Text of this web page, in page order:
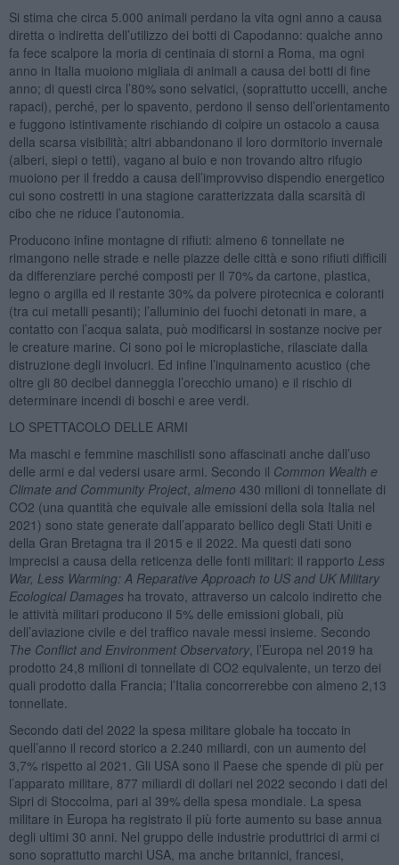
Si stima che circa 5.000 animali perdano la vita ogni anno a causa
diretta o indiretta dell’utilizzo dei botti di Capodanno: qualche anno
fa fece scalpore la moria di centinaia di storni a Roma, ma ogni
anno in Italia muoiono migliaia di animali a causa dei botti di fine
anno; di questi circa l’80% sono selvatici, (soprattutto uccelli, anche
rapaci), perché, per lo spavento, perdono il senso dell’orientamento
e fuggono istintivamente rischiando di colpire un ostacolo a causa
della scarsa visibilità; altri abbandonano il loro dormitorio invernale
(alberi, siepi o tetti), vagano al buio e non trovando altro rifugio
muoiono per il freddo a causa dell’improvviso dispendio energetico
cui sono costretti in una stagione caratterizzata dalla scarsità di
cibo che ne riduce l’autonomia.
Producono infine montagne di rifiuti: almeno 6 tonnellate ne
rimangono nelle strade e nelle piazze delle città e sono rifiuti difficili
da differenziare perché composti per il 70% da cartone, plastica,
legno o argilla ed il restante 30% da polvere pirotecnica e coloranti
(tra cui metalli pesanti); l’alluminio dei fuochi detonati in mare, a
contatto con l’acqua salata, può modificarsi in sostanze nocive per
le creature marine. Ci sono poi le microplastiche, rilasciate dalla
distruzione degli involucri. Ed infine l’inquinamento acustico (che
oltre gli 80 decibel danneggia l’orecchio umano) e il rischio di
determinare incendi di boschi e aree verdi.
LO SPETTACOLO DELLE ARMI
Ma maschi e femmine maschilisti sono affascinati anche dall’uso
delle armi e dal vedersi usare armi. Secondo il Common Wealth e
Climate and Community Project, almeno 430 milioni di tonnellate di
CO2 (una quantità che equivale alle emissioni della sola Italia nel
2021) sono state generate dall’apparato bellico degli Stati Uniti e
della Gran Bretagna tra il 2015 e il 2022. Ma questi dati sono
imprecisi a causa della reticenza delle fonti militari: il rapporto Less
War, Less Warming: A Reparative Approach to US and UK Military
Ecological Damagesha trovato, attraverso un calcolo indiretto che
le attività militari producono il 5% delle emissioni globali, più
dell’aviazione civile e del traffico navale messi insieme. Secondo
The Conflict and Environment Observatory, l’Europa nel 2019 ha
prodotto 24,8 milioni di tonnellate di CO2 equivalente, un terzo dei
quali prodotto dalla Francia; l’Italia concorrerebbe con almeno 2,13
tonnellate.
Secondo dati del 2022 la spesa militare globale ha toccato in
quell’anno il record storico a 2.240 miliardi, con un aumento del
3,7% rispetto al 2021. Gli USA sono il Paese che spende di più per
l’apparato militare, 877 miliardi di dollari nel 2022 secondo i dati del
Sipri di Stoccolma, pari al 39% della spesa mondiale. La spesa
militare in Europa ha registrato il più forte aumento su base annua
degli ultimi 30 anni. Nel gruppo delle industrie produttrici di armi ci
sono soprattutto marchi USA, ma anche britannici, francesi,